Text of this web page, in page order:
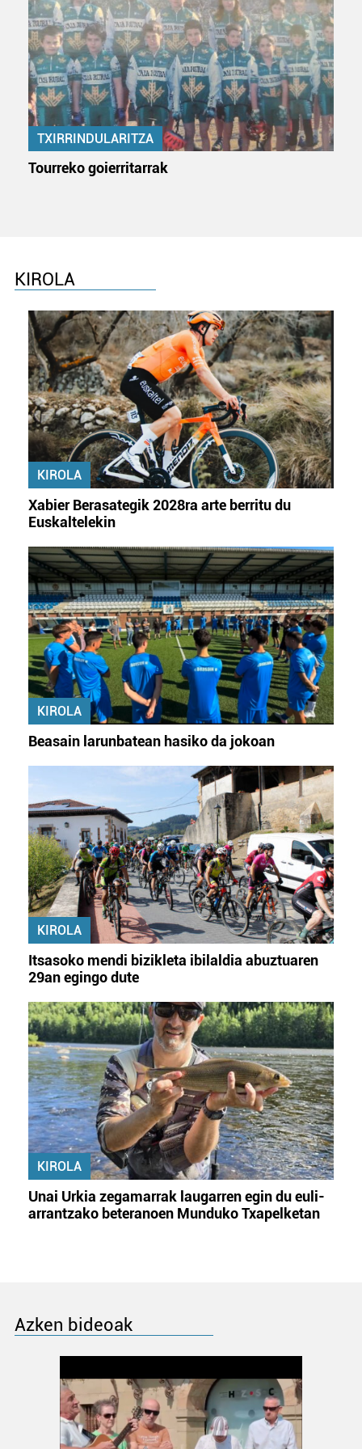
zerbitzuak hobetzeko asmoz, cookie teknologiaz
baliatzen gara. Ohar hau onartuz gero, teknologia hori
erabiltzeko baimen esplizitua ematen diguzu.Gehiago
irakurri
TXIRRINDULARITZA
Tourreko goierritarrak
KIROLA
KIROLA
Xabier Berasategik 2028ra arte berritu du
Euskaltelekin
KIROLA
Beasain larunbatean hasiko da jokoan
KIROLA
Itsasoko mendi bizikleta ibilaldia abuztuaren
29an egingo dute
KIROLA
Unai Urkia zegamarrak laugarren egin du euli-
arrantzako beteranoen Munduko Txapelketan
Azken bideoak